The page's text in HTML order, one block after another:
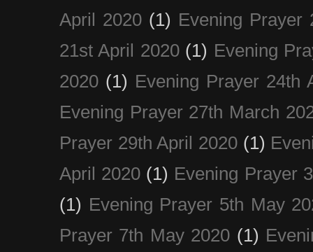
April 2020 (1) Evening Prayer
21st April 2020 (1) Evening
2020 (1) Evening Prayer 24th
Evening Prayer 27th March
Prayer 29th April 2020 (1)
April 2020 (1) Evening Prayer
(1) Evening Prayer 5th May
Prayer 7th May 2020 (1)